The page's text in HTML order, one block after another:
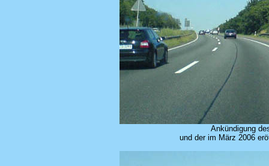
Ankündigung
und der im März 2006